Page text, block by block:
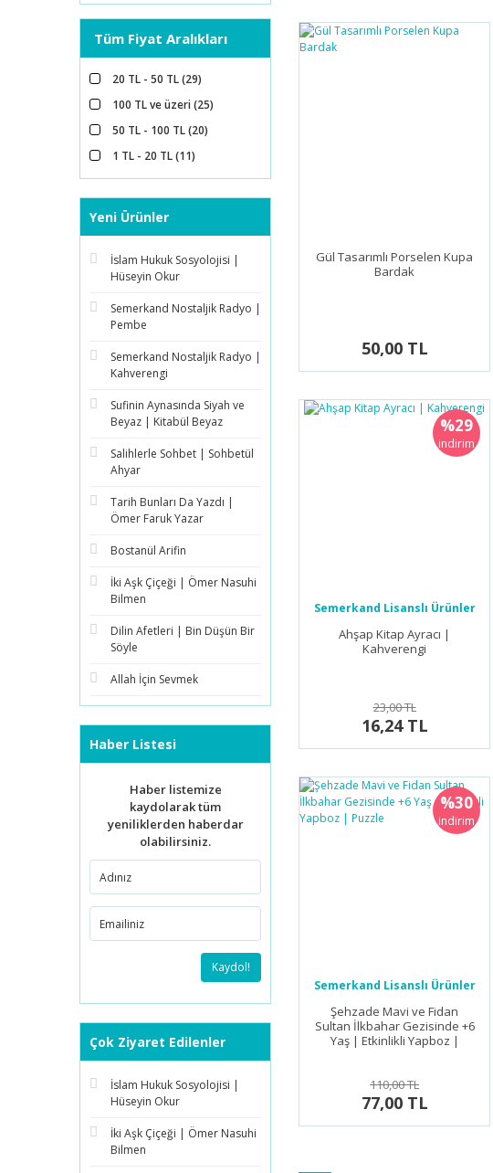
Tüm Fiyat Aralıkları
20 TL - 50 TL (29)
100 TL ve üzeri (25)
50 TL - 100 TL (20)
1 TL - 20 TL (11)
Yeni Ürünler
İslam Hukuk Sosyolojisi |
Hüseyin Okur
Semerkand Nostaljik Radyo |
Pembe
Semerkand Nostaljik Radyo |
Kahverengi
Sufinin Aynasında Siyah ve
Beyaz | Kitabül Beyaz
Salihlerle Sohbet | Sohbetül
Ahyar
Tarih Bunları Da Yazdı |
Ömer Faruk Yazar
Bostanül Arifin
İki Aşk Çiçeği | Ömer Nasuhi
Bilmen
Dilin Afetleri | Bin Düşün Bir
Söyle
Allah İçin Sevmek
Haber Listesi
Haber listemize
kaydolarak tüm
yeniliklerden haberdar
olabilirsiniz.
Kaydol!
Çok Ziyaret Edilenler
İslam Hukuk Sosyolojisi |
Hüseyin Okur
İki Aşk Çiçeği | Ömer Nasuhi
Bilmen
Gül Tasarımlı Porselen Kupa
Bardak
50,00 TL
%29
indirim
Semerkand Lisanslı Ürünler
Ahşap Kitap Ayracı |
Kahverengi
23,00 TL
16,24 TL
%30
indirim
Semerkand Lisanslı Ürünler
Şehzade Mavi ve Fidan
Sultan İlkbahar Gezisinde +6
Yaş | Etkinlikli Yapboz |
110,00 TL
77,00 TL